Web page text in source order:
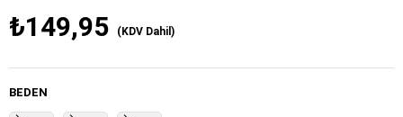
₺149,95 (KDV Dahil)
BEDEN